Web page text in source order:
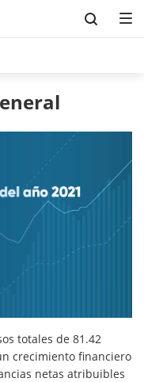
totales de 81.42
crecimiento financiero
netas atribuibles